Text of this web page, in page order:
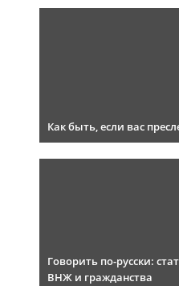
Как быть, если вас
Говорить по-русски:
ВНЖ и гражданства